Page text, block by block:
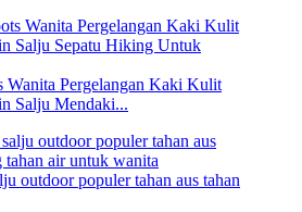
Wanita Pergelangan Kaki Kulit
Salju Mendaki...
outdoor populer tahan aus tahan